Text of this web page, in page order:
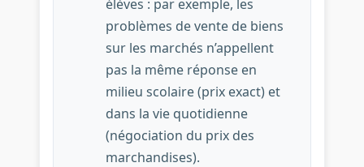
élèves : par exemple, les
problèmes de vente de biens
sur les marchés n’appellent
pas la même réponse en
milieu scolaire (prix exact) et
dans la vie quotidienne
(négociation du prix des
marchandises).